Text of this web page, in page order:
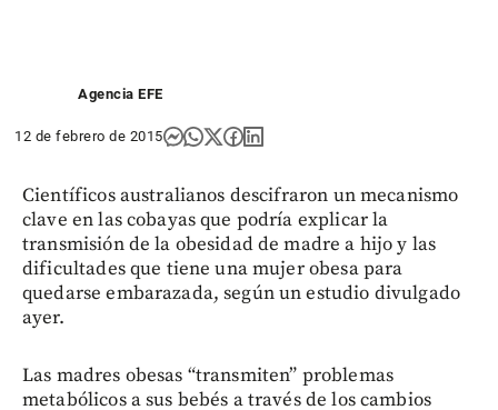
Agencia EFE
12 de febrero de 2015
Científicos australianos descifraron un mecanismo
clave en las cobayas que podría explicar la
transmisión de la obesidad de madre a hijo y las
dificultades que tiene una mujer obesa para
quedarse embarazada, según un estudio divulgado
ayer.
Las madres obesas “transmiten” problemas
metabólicos a sus bebés a través de los cambios